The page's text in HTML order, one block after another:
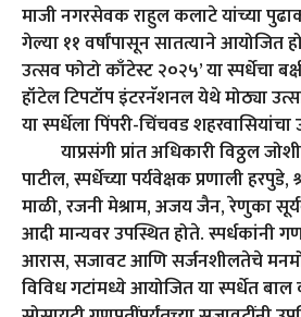
माजी नगरसेवक राहुल कलाटे यांच्या
गेल्या ११ वर्षांपासून सातत्याने आयोजित
उत्सव फोटो काँटेस्ट २०२५’ या स्पर्धेचा
हॉटेल टिपटॉप इंटरनॅशनल येथे मोठ्या
या स्पर्धेला पिंपरी-चिंचवड शहरवासियांचा
याप्रसंगी प्रांत अधिकारी विठ्ठल
पाटील, स्पर्धेच्या पर्यवेक्षक प्रणाली हरपुडे,
माळी, रजनी मेश्राम, अजय जैन, रेणुका
आदी मान्यवर उपस्थित होते. स्पर्धकांनी
आरास, सजावट आणि सर्जनशीलतेचे
विविध गटांमध्ये आयोजित या स्पर्धेत